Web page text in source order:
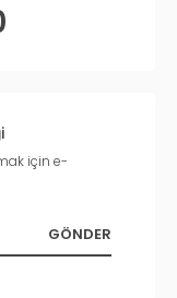
için e-